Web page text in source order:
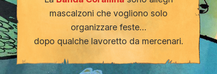
mascalzoni che vogliono solo
organizzare feste…
dopo qualche lavoretto da mercenari.